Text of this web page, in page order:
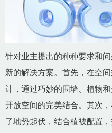
针对业主提出的种种要求和
新的解决方案。首先，在空
计，通过巧妙的围墙、植物
开放空间的完美结合。其次
了地势起伏，结合植被配置